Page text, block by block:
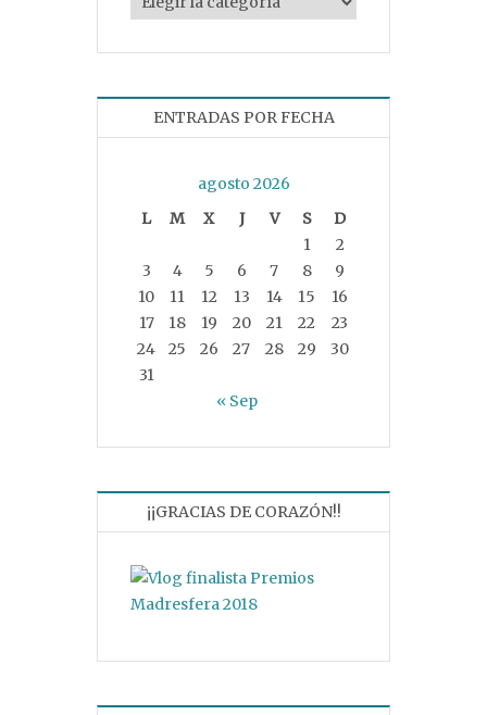
ENTRADAS POR FECHA
agosto 2026
L
M X J V S
D
1
2
3
4 5 6 7 8
9
10
11 12 13 14 15
16
17
18 19 20 21 22
23
24
25 26 27 28 29
30
31
« Sep
¡¡GRACIAS DE CORAZÓN!!